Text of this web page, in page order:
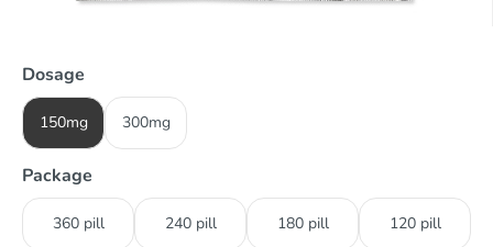
Dosage
150mg 300mg
Package
360 pill 240 pill 180 pill 120 pill